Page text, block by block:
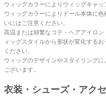
ウィッグカラーによりウィッグキャッ
ウィッグカラーによりドール本体に
いにはご注意ください。
高温または頻繁なコテ・ヘアアイロ
ィッグスタイルから形状が変化する
ください。
ウィッグのデザインやスタイリング
ございます。
衣装・シューズ・アク